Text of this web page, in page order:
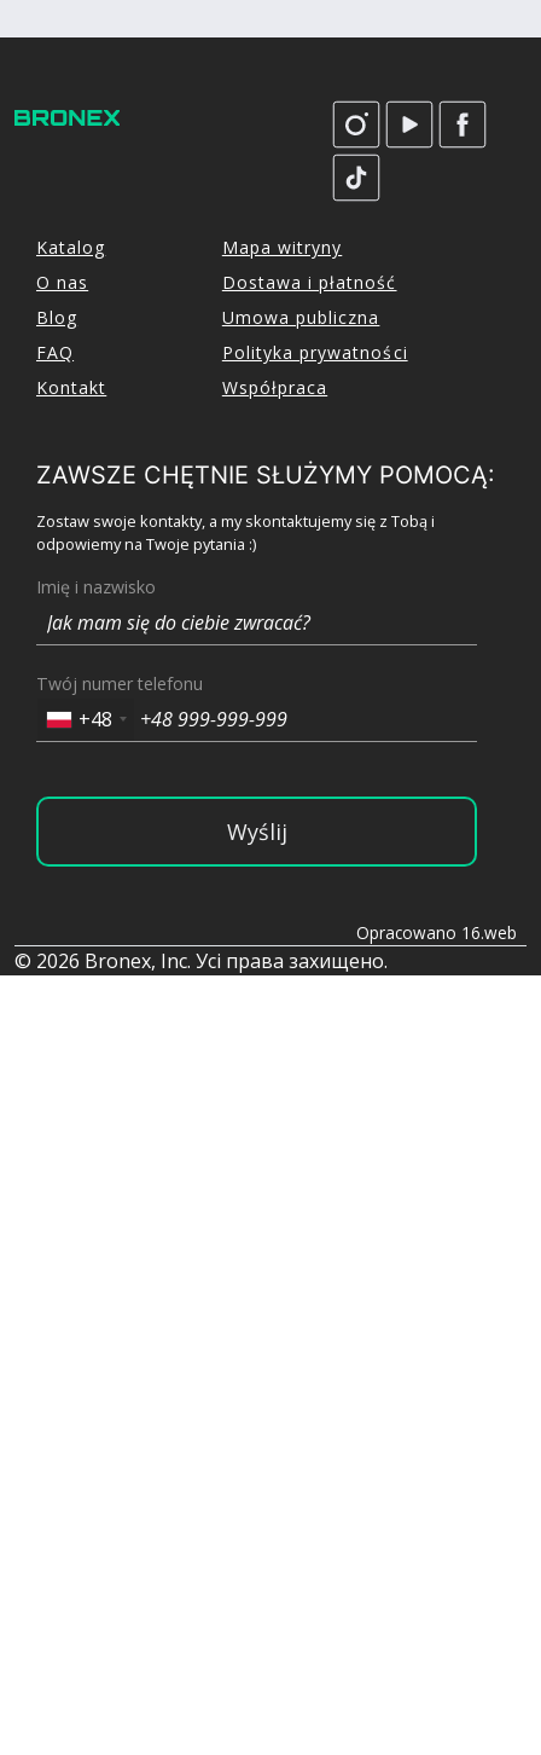
Katalog
O nas
Blog
FAQ
Kontakt
Mapa witryny
Dostawa i płatność
Umowa publiczna
Polityka prywatności
Współpraca
ZAWSZE CHĘTNIE SŁUŻYMY POMOCĄ:
Zostaw swoje kontakty, a my skontaktujemy się z Tobą i
odpowiemy na Twoje pytania :)
Imię i nazwisko
Twój numer telefonu
+48
Wyślij
Opracowano 16.web
© 2026 Bronex, Inc. Усі права захищено.